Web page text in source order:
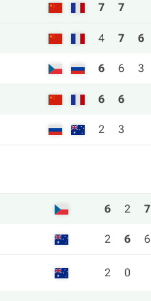
7 7
4 7 6
6 6 3
6 6
2 3
6 2 7
2 6 6
2 0